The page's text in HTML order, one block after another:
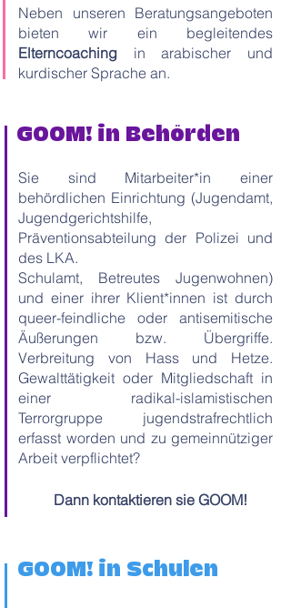
Neben unseren Beratungsangeboten
bieten wir ein begleitendes
Elterncoaching in arabischer und
kurdischer Sprache an.
GOOM! in Behörden
Sie sind Mitarbeiter*in einer
behördlichen Einrichtung (Jugendamt,
Jugendgerichtshilfe,
Präventionsabteilung der Polizei und
des LKA.
Schulamt, Betreutes Jugenwohnen)
und einer ihrer Klient*innen ist durch
queer-feindliche oder antisemitische
Äußerungen bzw. Übergriffe.
Verbreitung von Hass und Hetze.
Gewalttätigkeit oder Mitgliedschaft in
einer radikal-islamistischen
Terrorgruppe jugendstrafrechtlich
erfasst worden und zu gemeinnütziger
Arbeit verpflichtet?
Dann kontaktieren sie GOOM!
GOOM! in Schulen